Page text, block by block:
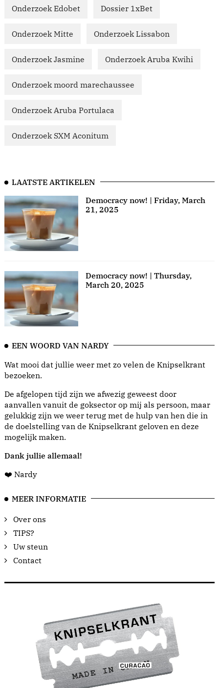
Onderzoek Edobet Dossier 1xBet
Onderzoek Mitte Onderzoek Lissabon
Onderzoek Jasmine Onderzoek Aruba Kwihi
Onderzoek moord marechaussee
Onderzoek Aruba Portulaca
Onderzoek SXM Aconitum
LAATSTE ARTIKELEN
Democracy now! | Friday, March
21, 2025
Democracy now! | Thursday,
March 20, 2025
EEN WOORD VAN NARDY
Wat mooi dat jullie weer met zo velen de Knipselkrant
bezoeken.
De afgelopen tijd zijn we afwezig geweest door
aanvallen vanuit de goksector op mij als persoon, maar
gelukkig zijn we weer terug met de hulp van hen die in
de doelstelling van de Knipselkrant geloven en deze
mogelijk maken.
Dank jullie allemaal!
❤️ Nardy
MEER INFORMATIE
Over ons
TIPS?
Uw steun
Contact